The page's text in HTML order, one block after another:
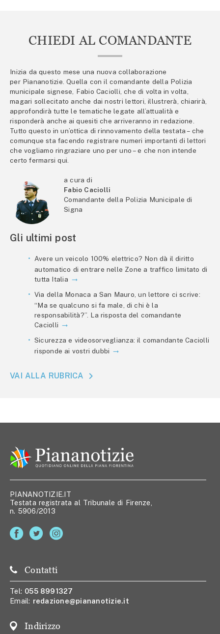
CHIEDI AL COMANDANTE
Inizia da questo mese una nuova collaborazione
per Piananotizie. Quella con il comandante della Polizia
municipale signese, Fabio Caciolli, che di volta in volta,
magari sollecitato anche dai nostri lettori, illustrerà, chiarirà,
approfondirà tutte le tematiche legate all’attualità e
risponderà anche ai quesiti che arriveranno in redazione.
Tutto questo in un’ottica di rinnovamento della testata – che
comunque sta facendo registrare numeri importanti di lettori
che vogliamo ringraziare uno per uno – e che non intende
certo fermarsi qui.
a cura di
Fabio Caciolli
Comandante della Polizia Municipale di
Signa
Gli ultimi post
Avere un veicolo 100% elettrico? Non dà il diritto
automatico di entrare nelle Zone a traffico limitato di
tutta Italia
Via della Monaca a San Mauro, un lettore ci scrive:
“Ma se qualcuno si fa male, di chi è la
responsabilità?”. La risposta del comandante
Caciolli
Sicurezza e videosorveglianza: il comandante Caciolli
risponde ai vostri dubbi
VAI ALLA RUBRICA
PIANANOTIZIE.IT
Testata registrata al Tribunale di Firenze,
n. 5906/2013
Contatti
Tel: 055 8991327
Email: redazione@piananotizie.it
Indirizzo